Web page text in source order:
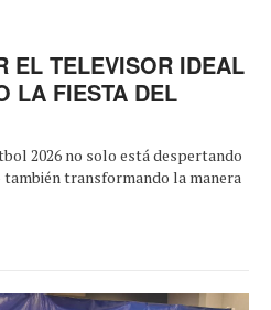
EL TELEVISOR IDEAL
LA FIESTA DEL
2026 no solo está despertando
transformando la manera